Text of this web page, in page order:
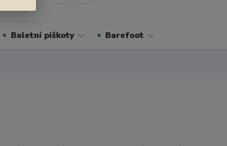
Baletní piškoty Barefoot